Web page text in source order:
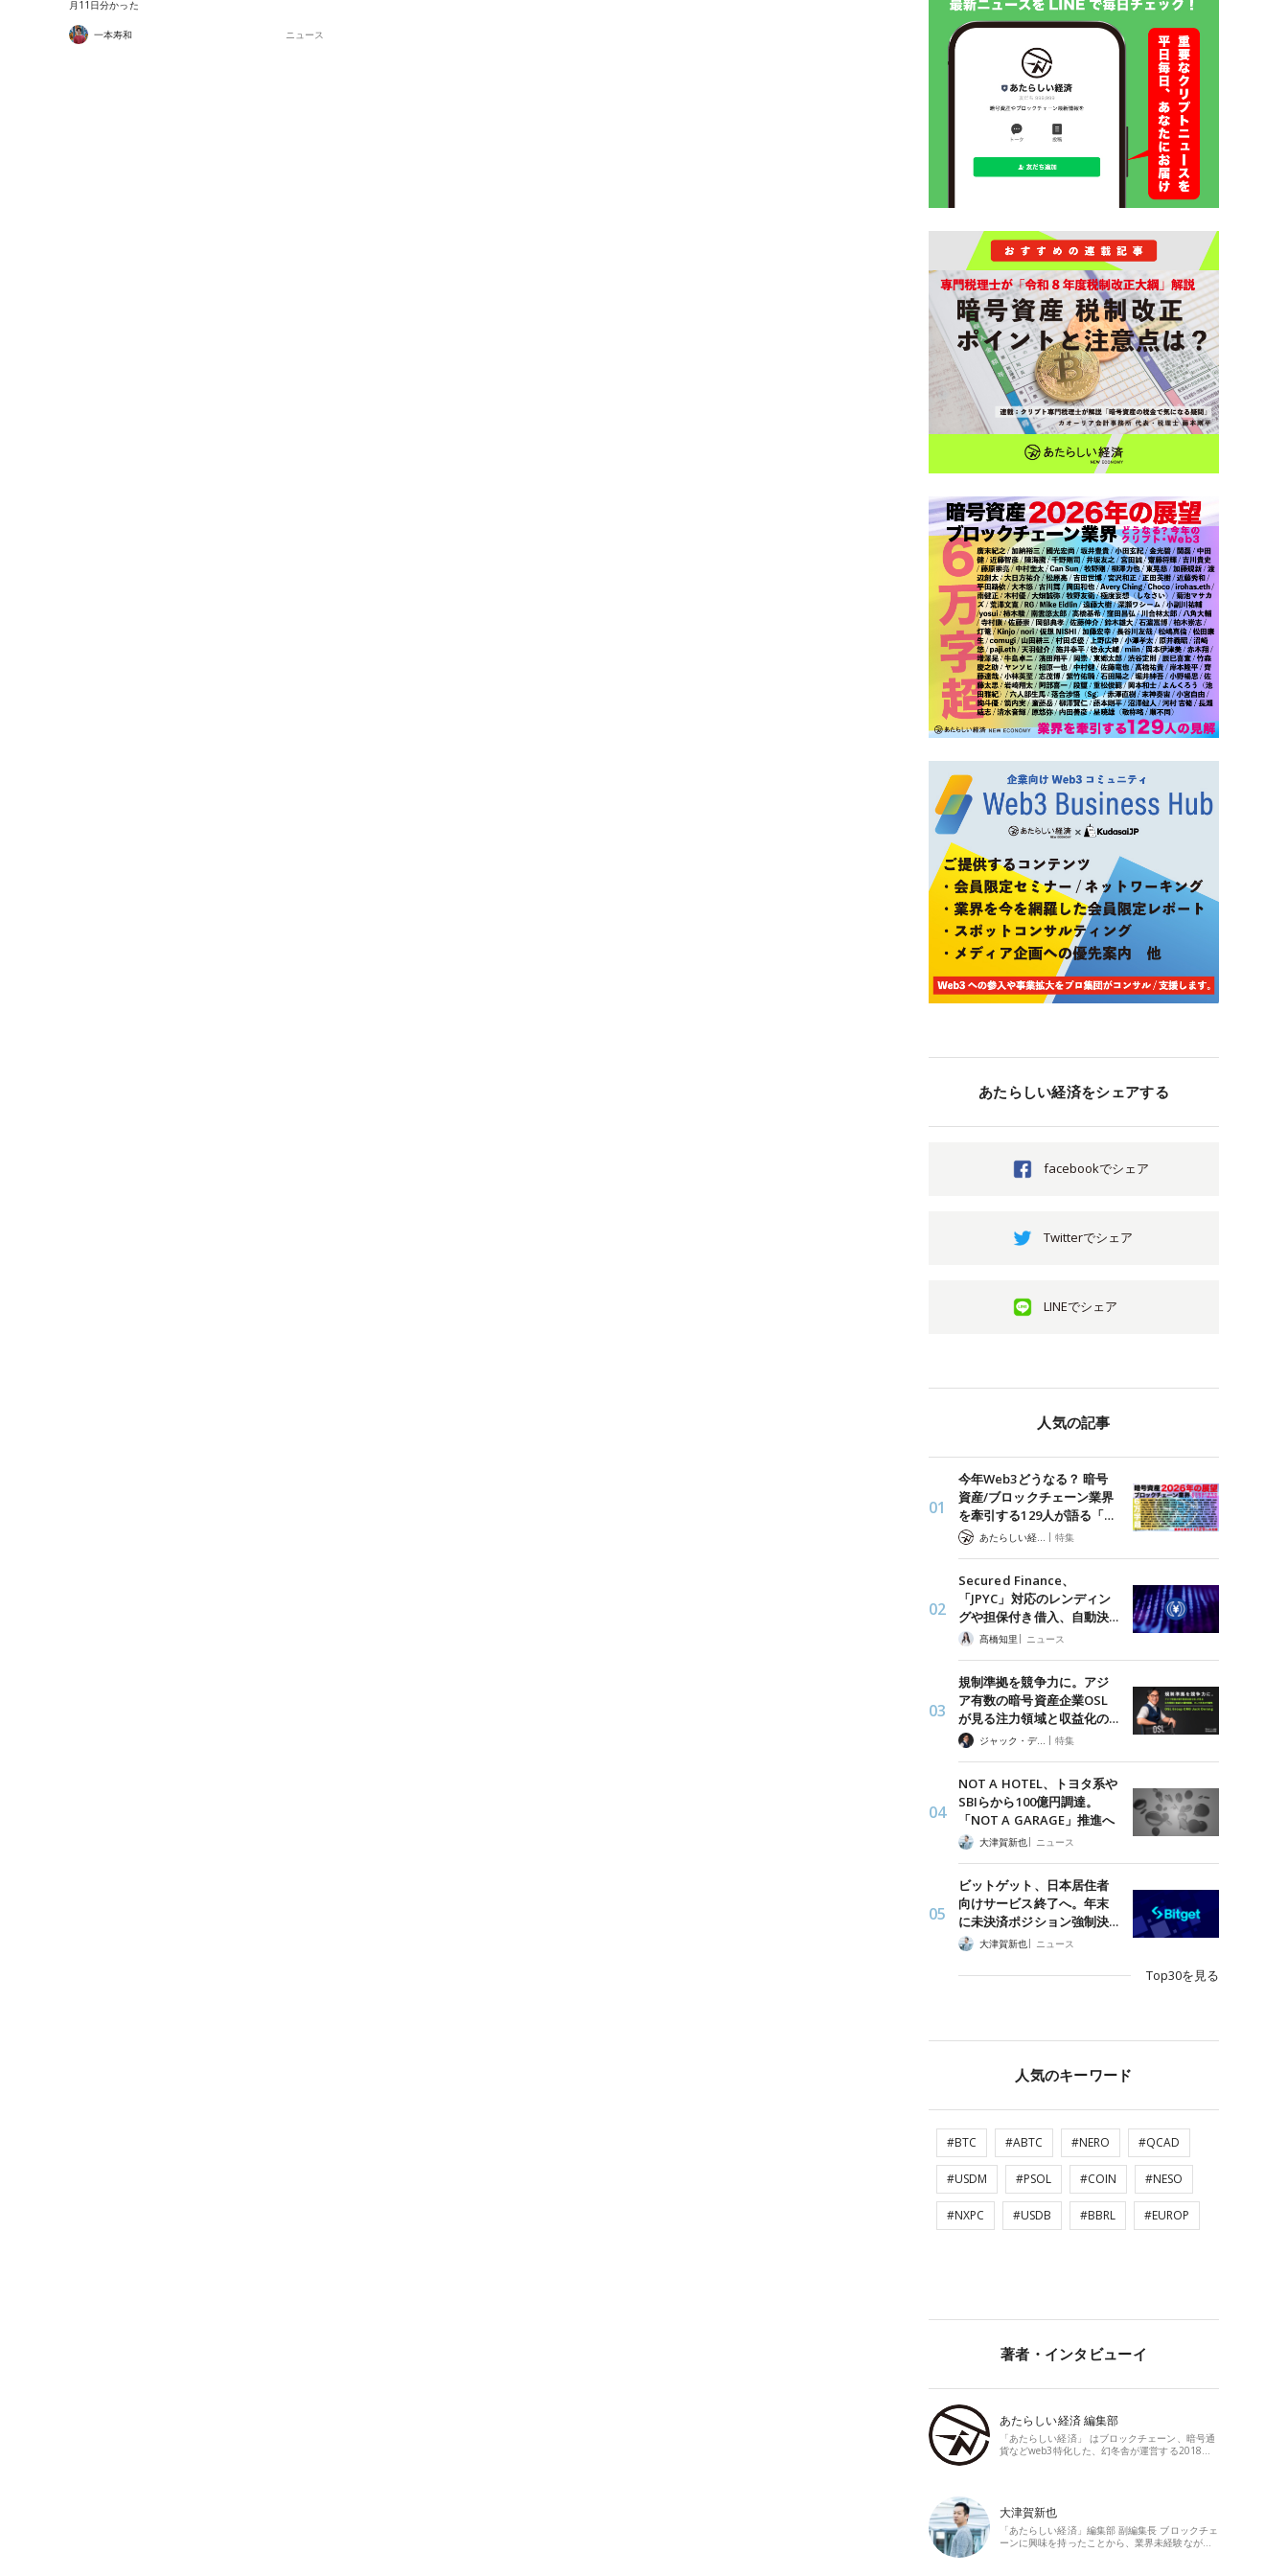
月11日分かった
一本寿和 ニュース
あたらしい経済をシェアする
facebookでシェア
Twitterでシェア
LINEでシェア
人気の記事
今年Web3どうなる？ 暗号
資産/ブロックチェーン業界
を牽引する129人が語る「…
| 特集
Secured Finance、
「JPYC」対応のレンディン
グや担保付き借入、自動決…
髙橋知里 | ニュース
規制準拠を競争力に。アジ
ア有数の暗号資産企業OSL
が見る注力領域と収益化の…
ジャック・デロン（Jack Derong） | 特集
NOT A HOTEL、トヨタ系や
SBIらから100億円調達。
「NOT A GARAGE」推進へ
大津賀新也| ニュース
ビットゲット、日本居住者
向けサービス終了へ。年末
に未決済ポジション強制決…
大津賀新也| ニュース
Top30を見る
人気のキーワード
#BTC #ABTC #NERO #QCAD
#USDM #PSOL #COIN #NESO
#NXPC #USDB #BBRL #EUROP
著者・インタビューイ
あたらしい経済 編集部
「あたらしい経済」 はブロックチェーン、暗号通
貨などweb3特化した、幻冬舎が運営する2018…
大津賀新也
「あたらしい経済」編集部 副編集長 ブロックチェ
ーンに興味を持ったことから、業界未経験なが…